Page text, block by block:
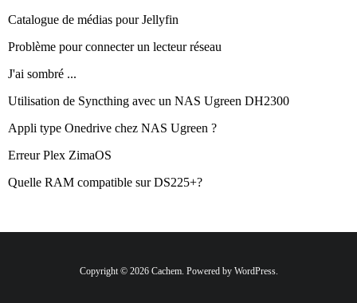
Catalogue de médias pour Jellyfin
Problème pour connecter un lecteur réseau
J'ai sombré ...
Utilisation de Syncthing avec un NAS Ugreen DH2300
Appli type Onedrive chez NAS Ugreen ?
Erreur Plex ZimaOS
Quelle RAM compatible sur DS225+?
Copyright © 2026 Cachem. Powered by WordPress.